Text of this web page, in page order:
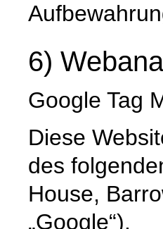
6)
Google Tag
Diese
des
House,
„Google“).